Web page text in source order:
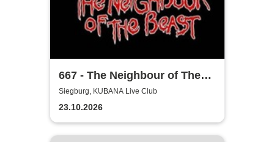
667 - The Neighbour of The
Beast
Siegburg, KUBANA Live Club
23.10.2026